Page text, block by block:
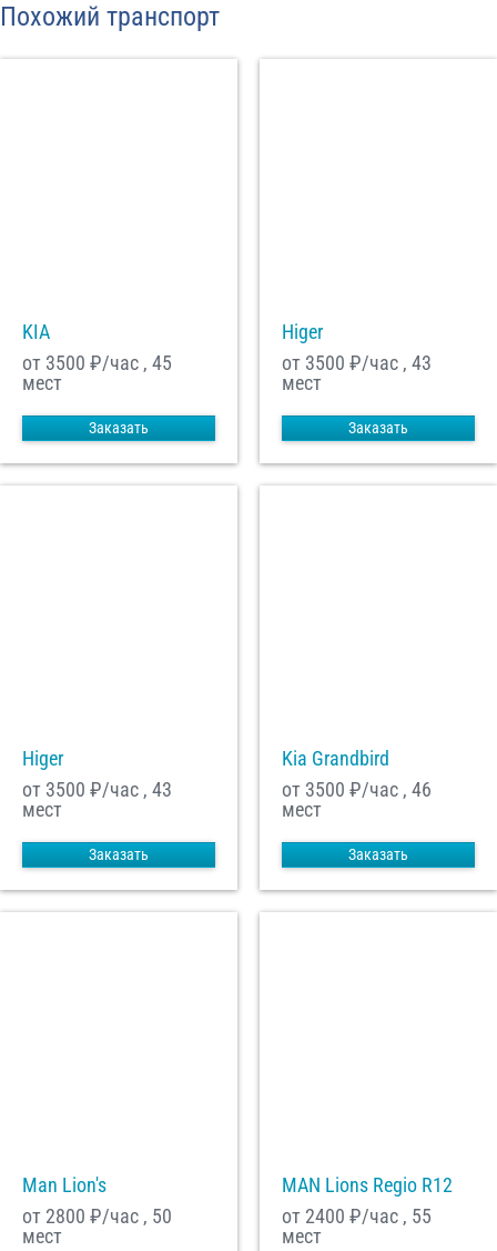
Похожий транспорт
KIA
от 3500 ₽/час , 45
мест
Заказать
Higer
от 3500 ₽/час , 43
мест
Заказать
Higer
от 3500 ₽/час , 43
мест
Заказать
Kia Grandbird
от 3500 ₽/час , 46
мест
Заказать
Man Lion's
от 2800 ₽/час , 50
мест
MAN Lions Regio R12
от 2400 ₽/час , 55
мест